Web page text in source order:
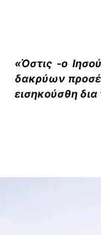
«Όστις -ο
δακρύων
εισηκούσθη